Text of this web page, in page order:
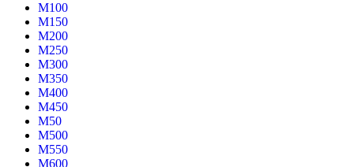
М100
М150
М200
М250
М300
М350
М400
М450
М50
М500
М550
М600